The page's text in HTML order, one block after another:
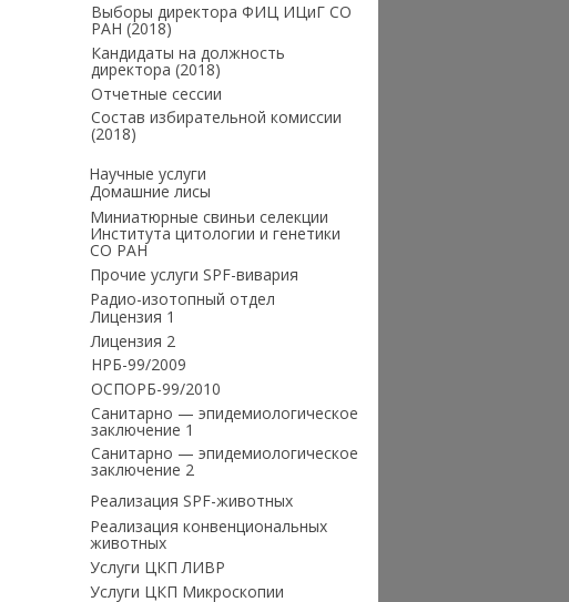
Выборы директора ФИЦ ИЦиГ СО
РАН (2018)
Кандидаты на должность
директора (2018)
Отчетные сессии
Состав избирательной комиссии
(2018)
Научные услуги
Домашние лисы
Миниатюрные свиньи селекции
Института цитологии и генетики
СО РАН
Прочие услуги SPF-вивария
Радио-изотопный отдел
Лицензия 1
Лицензия 2
НРБ-99/2009
ОСПОРБ-99/2010
Санитарно — эпидемиологическое
заключение 1
Санитарно — эпидемиологическое
заключение 2
Реализация SPF-животных
Реализация конвенциональных
животных
Услуги ЦКП ЛИВР
Услуги ЦКП Микроскопии